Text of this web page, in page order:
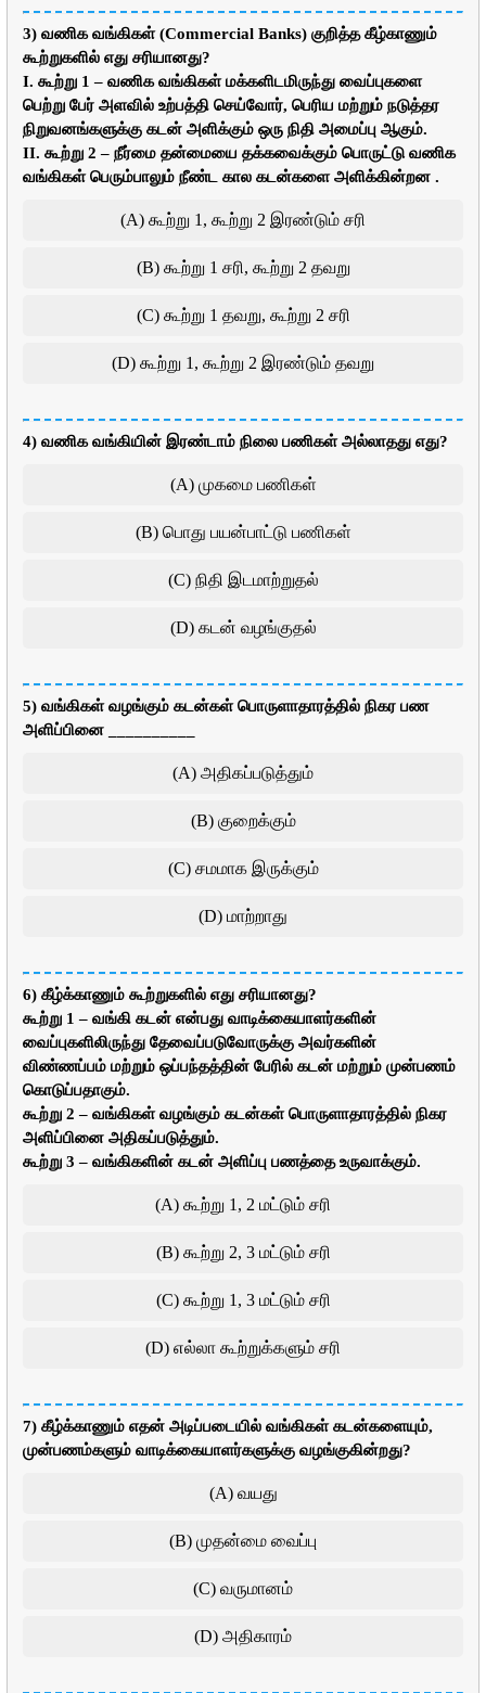
3) வணிக வங்கிகள் (Commercial Banks) குறித்த கீழ்காணும்
கூற்றுகளில் எது சரியானது?
I. கூற்று 1 – வணிக வங்கிகள் மக்களிடமிருந்து வைப்புகளை
பெற்று பேர் அளவில் உற்பத்தி செய்வோர், பெரிய மற்றும் நடுத்தர
நிறுவனங்களுக்கு கடன் அளிக்கும் ஒரு நிதி அமைப்பு ஆகும்.
II. கூற்று 2 – நீர்மை தன்மையை தக்கவைக்கும் பொருட்டு வணிக
வங்கிகள் பெரும்பாலும் நீண்ட கால கடன்களை அளிக்கின்றன .
(A) கூற்று 1, கூற்று 2 இரண்டும் சரி
(B) கூற்று 1 சரி, கூற்று 2 தவறு
(C) கூற்று 1 தவறு, கூற்று 2 சரி
(D) கூற்று 1, கூற்று 2 இரண்டும் தவறு
4) வணிக வங்கியின் இரண்டாம் நிலை பணிகள் அல்லாதது எது?
(A) முகமை பணிகள்
(B) பொது பயன்பாட்டு பணிகள்
(C) நிதி இடமாற்றுதல்
(D) கடன் வழங்குதல்
5) வங்கிகள் வழங்கும் கடன்கள் பொருளாதாரத்தில் நிகர பண
அளிப்பினை __________
(A) அதிகப்படுத்தும்
(B) குறைக்கும்
(C) சமமாக இருக்கும்
(D) மாற்றாது
6) கீழ்க்காணும் கூற்றுகளில் எது சரியானது?
கூற்று 1 – வங்கி கடன் என்பது வாடிக்கையாளர்களின்
வைப்புகளிலிருந்து தேவைப்படுவோருக்கு அவர்களின்
விண்ணப்பம் மற்றும் ஒப்பந்தத்தின் பேரில் கடன் மற்றும் முன்பணம்
கொடுப்பதாகும்.
கூற்று 2 – வங்கிகள் வழங்கும் கடன்கள் பொருளாதாரத்தில் நிகர
அளிப்பினை அதிகப்படுத்தும்.
கூற்று 3 – வங்கிகளின் கடன் அளிப்பு பணத்தை உருவாக்கும்.
(A) கூற்று 1, 2 மட்டும் சரி
(B) கூற்று 2, 3 மட்டும் சரி
(C) கூற்று 1, 3 மட்டும் சரி
(D) எல்லா கூற்றுக்களும் சரி
7) கீழ்க்காணும் எதன் அடிப்படையில் வங்கிகள் கடன்களையும்,
முன்பணம்களும் வாடிக்கையாளர்களுக்கு வழங்குகின்றது?
(A) வயது
(B) முதன்மை வைப்பு
(C) வருமானம்
(D) அதிகாரம்